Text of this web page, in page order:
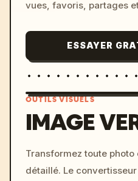
vues, favoris, partages
ESSAYER
OUTILS VISUELS
IMAGE
Transformez toute
détaillé. Le